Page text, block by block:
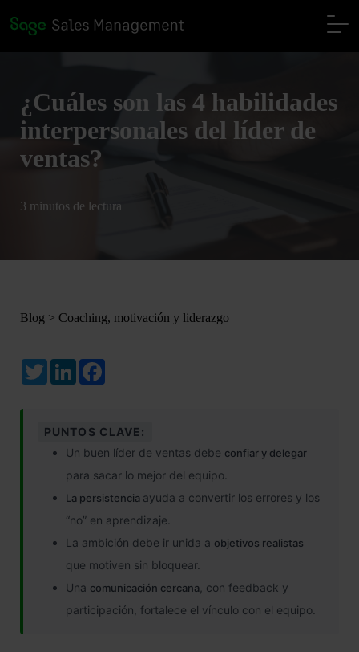
¿Cuáles son las 4 habilidades
interpersonales del líder de
ventas?
3 minutos de lectura
Blog > Coaching, motivación y liderazgo
TwitterLinkedIn
PUNTOS CLAVE:
Un buen líder de ventas debe confiar y delegar
para sacar lo mejor del equipo.
La persistencia ayuda a convertir los errores y los
“no” en aprendizaje.
La ambición debe ir unida a objetivos realistas
que motiven sin bloquear.
Una comunicación cercana , con feedback y
participación, fortalece el vínculo con el equipo.